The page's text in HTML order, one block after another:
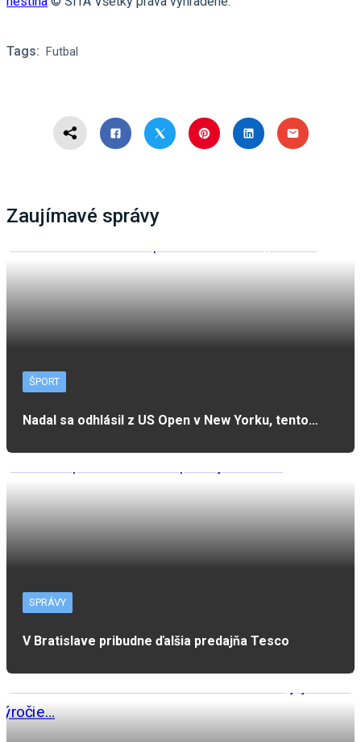
Tags: Futbal
Zaujímavé správy
ŠPORT
Nadal sa odhlásil z US Open v New Yorku, tento…
SPRÁVY
V Bratislave pribudne ďalšia predajňa Tesco